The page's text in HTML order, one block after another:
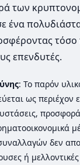
των
ένα
τόσο
επενδυτές.
: Το παρόν
ως περιέχον
δεν
ή